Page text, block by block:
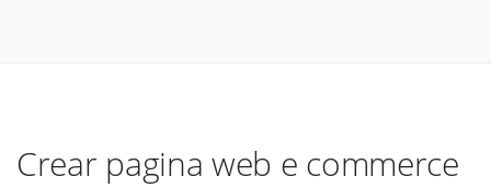
Crear pagina web e commerce